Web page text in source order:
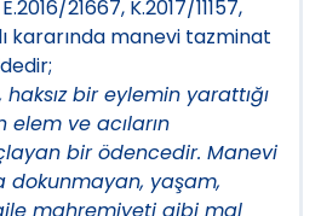
21667, K.2017/11157,
kararında manevi tazminat
bir eylemin yarattığı
elem ve acıların
bir ödencedir. Manevi
dokunmayan, yaşam,